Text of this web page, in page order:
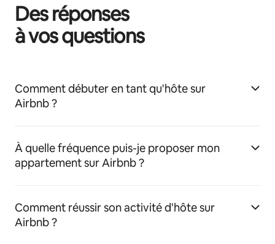
Des réponses
à vos questions
Comment débuter en tant qu'hôte sur
Airbnb ?
À quelle fréquence puis-je proposer mon
appartement sur Airbnb ?
Comment réussir son activité d'hôte sur
Airbnb ?